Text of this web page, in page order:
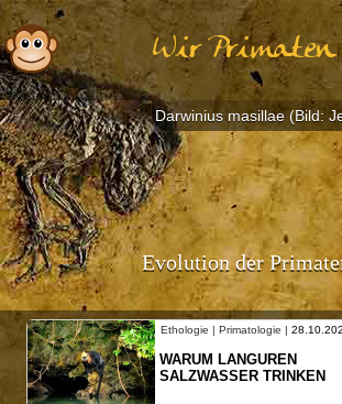
Wir Primaten
Evolution der
Ethologie | Primatologie |
WARUM LANGUREN
SALZWASSER TRINKEN
Darwinius masillae (Bild: